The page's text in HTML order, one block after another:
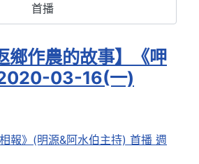
首播
鄉作農的故事】《呷
03-16(一)
相報》(明源&阿水伯主持) 首播 週